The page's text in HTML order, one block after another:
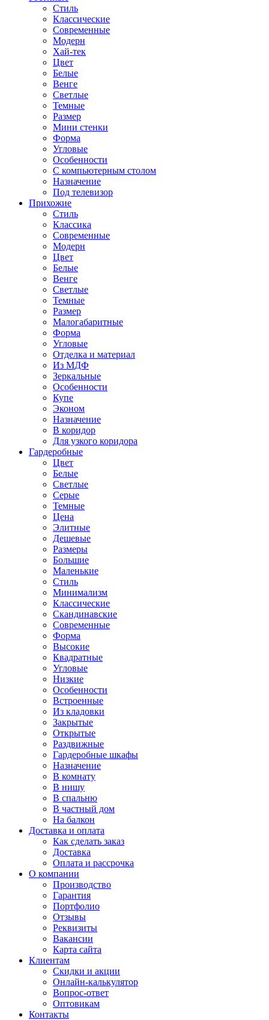
Стиль
Классические
Современные
Модерн
Хай-тек
Цвет
Белые
Венге
Светлые
Темные
Размер
Мини стенки
Форма
Угловые
Особенности
С компьютерным столом
Назначение
Под телевизор
Прихожие
Стиль
Классика
Современные
Модерн
Цвет
Белые
Венге
Светлые
Темные
Размер
Малогабаритные
Форма
Угловые
Отделка и материал
Из МДФ
Зеркальные
Особенности
Купе
Эконом
Назначение
В коридор
Для узкого коридора
Гардеробные
Цвет
Белые
Светлые
Серые
Темные
Цена
Элитные
Дешевые
Размеры
Большие
Маленькие
Стиль
Минимализм
Классические
Скандинавские
Современные
Форма
Высокие
Квадратные
Угловые
Низкие
Особенности
Встроенные
Из кладовки
Закрытые
Открытые
Раздвижные
Гардеробные шкафы
Назначение
В комнату
В нишу
В спальню
В частный дом
На балкон
Доставка и оплата
Как сделать заказ
Доставка
Оплата и рассрочка
О компании
Производство
Гарантия
Портфолио
Отзывы
Реквизиты
Вакансии
Карта сайта
Клиентам
Скидки и акции
Онлайн-калькулятор
Вопрос-ответ
Оптовикам
Контакты